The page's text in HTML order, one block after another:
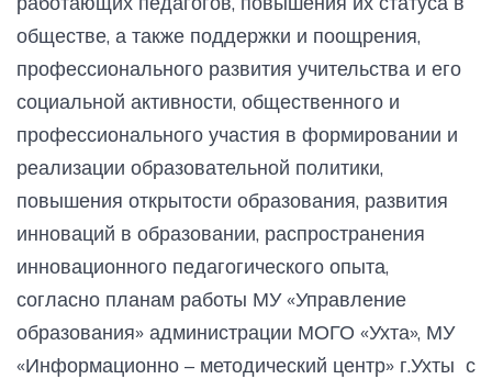
обществе, а также поддержки и поощрения,
профессионального развития учительства и его
социальной активности, общественного и
профессионального участия в формировании и
реализации образовательной политики,
повышения открытости образования, развития
инноваций в образовании, распространения
инновационного педагогического опыта,
согласно планам работы МУ «Управление
образования» администрации МОГО «Ухта», МУ
«Информационно – методический центр» г.Ухты с